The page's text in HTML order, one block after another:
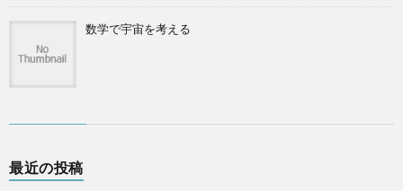
数学で宇宙を考える
最近の投稿